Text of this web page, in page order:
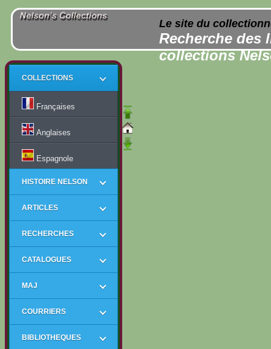
Le site du
Recherche des
collections
COLLECTIONS
Françaises
Anglaises
Espagnole
HISTOIRE NELSON
ARTICLES
RECHERCHES
CATALOGUES
MAJ
COURRIERS
BIBLIOTHEQUES